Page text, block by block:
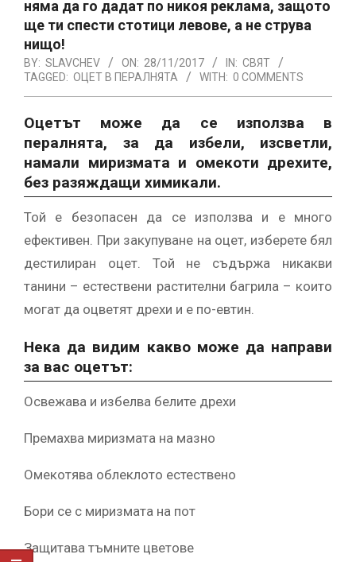
няма да го дадат по никоя реклама, защото
ще ти спести стотици левове, а не струва
нищо!
BY: SLAVCHEV ON: 28/11/2017 IN: СВЯТ
TAGGED: ОЦЕТ В ПЕРАЛНЯТА WITH: 0 COMMENTS
Оцетът може да се използва в
пералнята, за да избели, изсветли,
намали миризмата и омекоти дрехите,
без разяждащи химикали.
Той е безопасен да се използва и е много
ефективен. При закупуване на оцет, изберете бял
дестилиран оцет. Той не съдържа никакви
танини – естествени растителни багрила – които
могат да оцветят дрехи и е по-евтин.
Нека да видим какво може да направи
за вас оцетът:
Освежава и избелва белите дрехи
Премахва миризмата на мазно
Омекотява облеклото естествено
Бори се с миризмата на пот
Защитава тъмните цветове